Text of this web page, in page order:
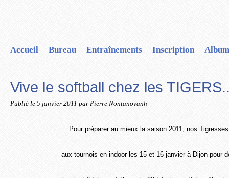
Accueil Bureau Entraînements Inscription
Vive le softball chez les
Publié le 5 janvier 2011 par Pierre Nontanovanh
Pour préparer au mieux la saison 2011, nos
aux tournois en indoor les 15 et 16 janvier à Dijon pour